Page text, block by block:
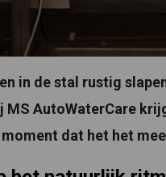
in de stal rustig
MS AutoWaterCare
dat het het